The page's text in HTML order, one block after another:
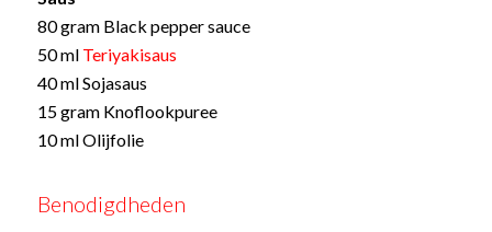
80 gram Black pepper sauce
50 ml Teriyakisaus
40 ml Sojasaus
15 gram Knoflookpuree
10 ml Olijfolie
Benodigdheden